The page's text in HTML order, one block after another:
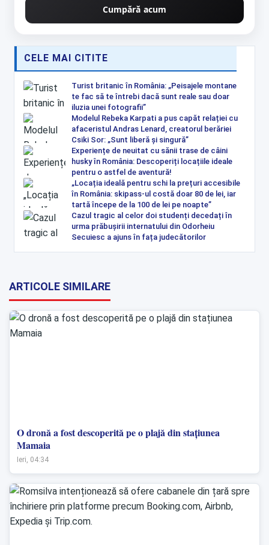
Cumpără acum
CELE MAI CITITE
Turist britanic în România: „Peisajele montane
te fac să te întrebi dacă sunt reale sau doar
iluzia unei fotografii”
Modelul Rebeka Karpati a pus capăt relației cu
afaceristul Andras Lenard, creatorul berăriei
Csiki Sor: „Sunt liberă și singură”
Experiențe de neuitat cu sănii trase de câini
husky în România: Descoperiți locațiile ideale
pentru o astfel de aventură!
„Locația ideală pentru schi la prețuri accesibile
în România: skipass-ul costă doar 80 de lei, iar
tartă începe de la 100 de lei pe noapte”
Cazul tragic al celor doi studenți decedați în
urma prăbușirii internatului din Odorheiu
Secuiesc a ajuns în fața judecătorilor
ARTICOLE SIMILARE
O dronă a fost descoperită pe o plajă din stațiunea
Mamaia
Ieri, 04:34